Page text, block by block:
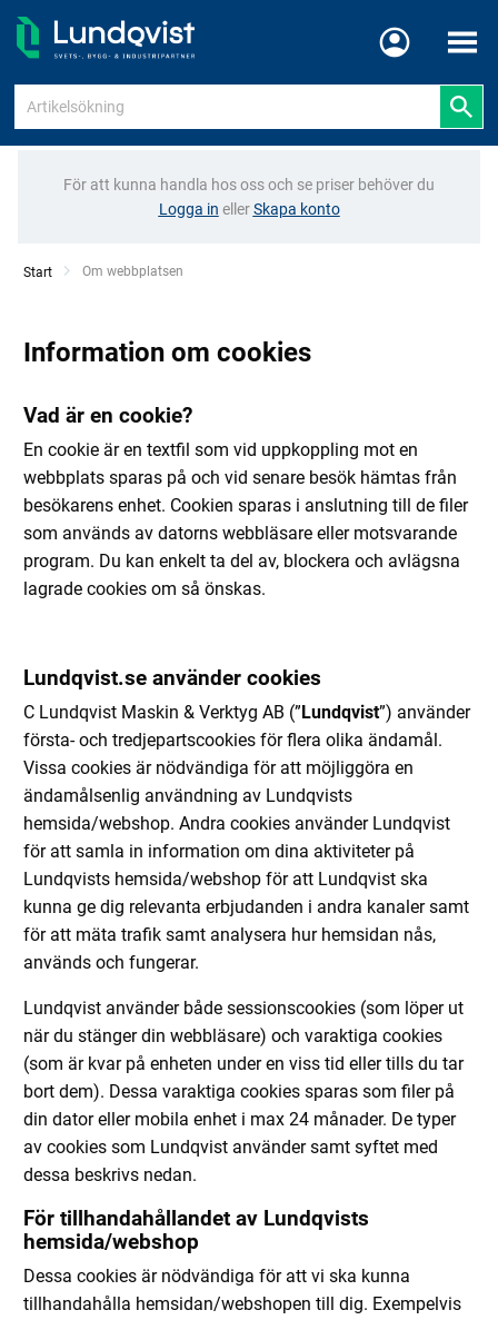
Meny
För att kunna handla hos oss och se priser behöver du
Logga in ellerSkapa konto
Start Current:
Om webbplatsen
Information om cookies
Vad är en cookie?
En cookie är en textfil som vid uppkoppling mot en
webbplats sparas på och vid senare besök hämtas från
besökarens enhet. Cookien sparas i anslutning till de filer
som används av datorns webbläsare eller motsvarande
program. Du kan enkelt ta del av, blockera och avlägsna
lagrade cookies om så önskas.
Lundqvist.se använder cookies
C Lundqvist Maskin & Verktyg AB (”Lundqvist”) använder
första- och tredjepartscookies för flera olika ändamål.
Vissa cookies är nödvändiga för att möjliggöra en
ändamålsenlig användning av Lundqvists
hemsida/webshop. Andra cookies använder Lundqvist
för att samla in information om dina aktiviteter på
Lundqvists hemsida/webshop för att Lundqvist ska
kunna ge dig relevanta erbjudanden i andra kanaler samt
för att mäta trafik samt analysera hur hemsidan nås,
används och fungerar.
Lundqvist använder både sessionscookies (som löper ut
när du stänger din webbläsare) och varaktiga cookies
(som är kvar på enheten under en viss tid eller tills du tar
bort dem). Dessa varaktiga cookies sparas som filer på
din dator eller mobila enhet i max 24 månader. De typer
av cookies som Lundqvist använder samt syftet med
dessa beskrivs nedan.
För tillhandahållandet av Lundqvists
hemsida/webshop
Dessa cookies är nödvändiga för att vi ska kunna
tillhandahålla hemsidan/webshopen till dig. Exempelvis